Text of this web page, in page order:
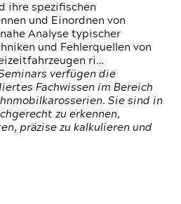
ihre spezifischen
und Einordnen von
Analyse typischer
und Fehlerquellen von
ri…
verfügen die
Fachwissen im Bereich
Sie sind in
zu erkennen,
präzise zu kalkulieren und